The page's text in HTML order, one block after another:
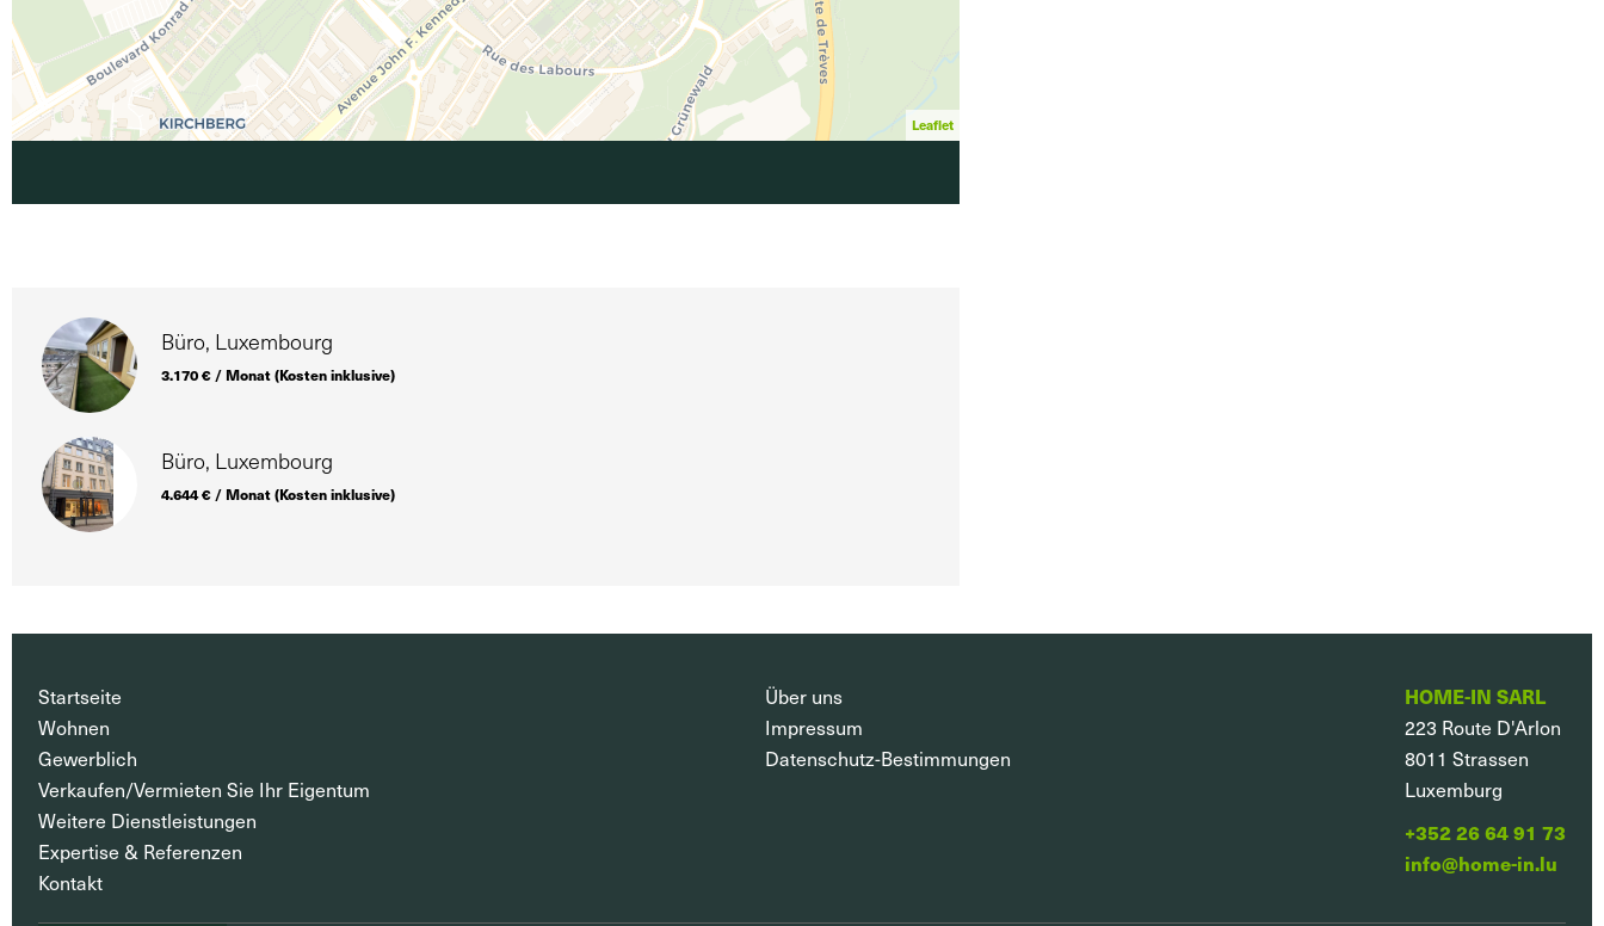
Leaflet
Büro, Luxembourg
3.170 € / Monat (Kosten inklusive)
Büro, Luxembourg
4.644 € / Monat (Kosten inklusive)
Startseite
Wohnen
Gewerblich
Verkaufen/Vermieten Sie Ihr Eigentum
Weitere Dienstleistungen
Expertise & Referenzen
Kontakt
Über uns
Impressum
Datenschutz-Bestimmungen
HOME-IN SARL
223 Route D'Arlon
8011 Strassen
Luxemburg
+352 26 64 91 73
info@home-in.lu